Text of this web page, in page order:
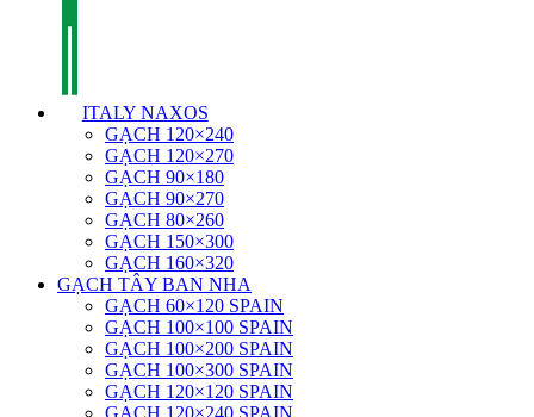
ITALY NAXOS
GẠCH 120×240
GẠCH 120×270
GẠCH 90×180
GẠCH 90×270
GẠCH 80×260
GẠCH 150×300
GẠCH 160×320
GẠCH TÂY BAN NHA
GẠCH 60×120 SPAIN
GẠCH 100×100 SPAIN
GẠCH 100×200 SPAIN
GẠCH 100×300 SPAIN
GẠCH 120×120 SPAIN
GẠCH 120×240 SPAIN